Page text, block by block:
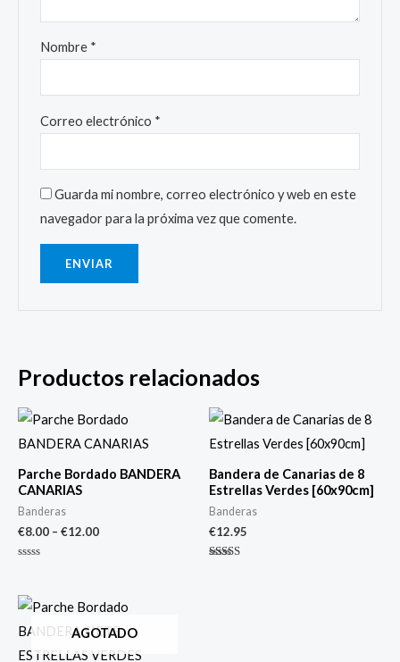
Nombre *
Correo electrónico *
Guarda mi nombre, correo electrónico y web en este
navegador para la próxima vez que comente.
Productos relacionados
Parche Bordado BANDERA
CANARIAS
Banderas
€8.00 – €12.00
de
5
Bandera de Canarias de 8
Estrellas Verdes [60x90cm]
Banderas
€12.95
AGOTADO